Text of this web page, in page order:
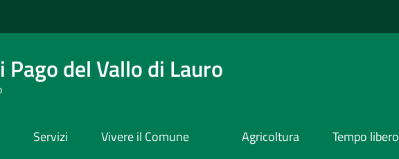
Pago del Vallo di Lauro
Servizi Vivere il Comune Agricoltura Tempo libero